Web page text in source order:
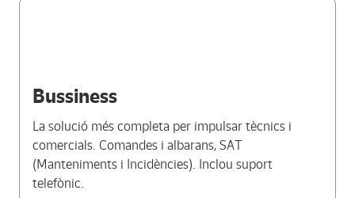
Bussiness
La solució més completa per impulsar tècnics i
comercials. Comandes i albarans, SAT
(Manteniments i Incidències). Inclou suport
telefònic.